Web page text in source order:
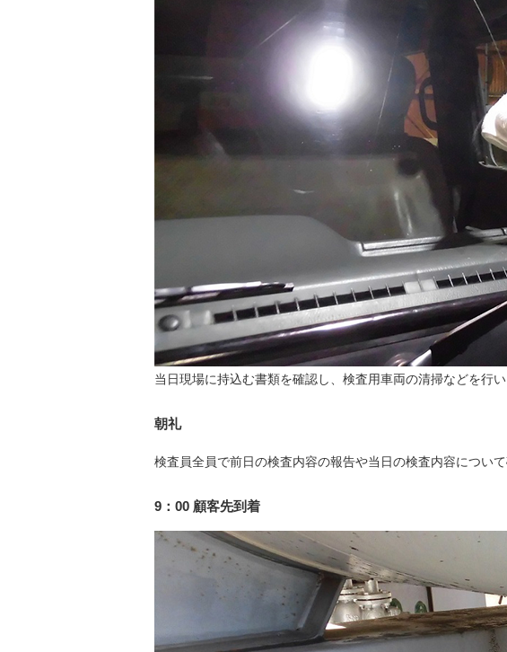
当日現場に持込む書類を確認し、検査用車両の清掃などを行い
朝礼
検査員全員で前日の検査内容の報告や当日の検査内容につい
9：00 顧客先到着